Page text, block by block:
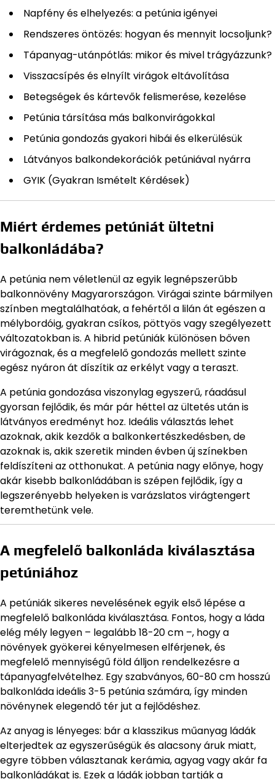
Napfény és elhelyezés: a petúnia igényei
Rendszeres öntözés: hogyan és mennyit locsoljunk?
Tápanyag-utánpótlás: mikor és mivel trágyázzunk?
Visszacsípés és elnyílt virágok eltávolítása
Betegségek és kártevők felismerése, kezelése
Petúnia társítása más balkonvirágokkal
Petúnia gondozás gyakori hibái és elkerülésük
Látványos balkondekorációk petúniával nyárra
GYIK (Gyakran Ismételt Kérdések)
Miért érdemes petúniát ültetni
balkonládába?
A petúnia nem véletlenül az egyik legnépszerűbb
balkonnövény Magyarországon. Virágai szinte bármilyen
színben megtalálhatóak, a fehértől a lilán át egészen a
mélybordóig, gyakran csíkos, pöttyös vagy szegélyezett
változatokban is. A hibrid petúniák különösen bőven
virágoznak, és a megfelelő gondozás mellett szinte
egész nyáron át díszítik az erkélyt vagy a teraszt.
A petúnia gondozása viszonylag egyszerű, ráadásul
gyorsan fejlődik, és már pár héttel az ültetés után is
látványos eredményt hoz. Ideális választás lehet
azoknak, akik kezdők a balkonkertészkedésben, de
azoknak is, akik szeretik minden évben új színekben
feldíszíteni az otthonukat. A petúnia nagy előnye, hogy
akár kisebb balkonládában is szépen fejlődik, így a
legszerényebb helyeken is varázslatos virágtengert
teremthetünk vele.
A megfelelő balkonláda kiválasztása
petúniához
A petúniák sikeres nevelésének egyik első lépése a
megfelelő balkonláda kiválasztása. Fontos, hogy a láda
elég mély legyen – legalább 18-20 cm –, hogy a
növények gyökerei kényelmesen elférjenek, és
megfelelő mennyiségű föld álljon rendelkezésre a
tápanyagfelvételhez. Egy szabványos, 60-80 cm hosszú
balkonláda ideális 3-5 petúnia számára, így minden
növénynek elegendő tér jut a fejlődéshez.
Az anyag is lényeges: bár a klasszikus műanyag ládák
elterjedtek az egyszerűségük és alacsony áruk miatt,
egyre többen választanak kerámia, agyag vagy akár fa
balkonládákat is. Ezek a ládák jobban tartják a